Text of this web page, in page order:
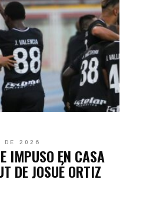
DE 2026
IMPUSO EN CASA
DE JOSUÉ ORTIZ